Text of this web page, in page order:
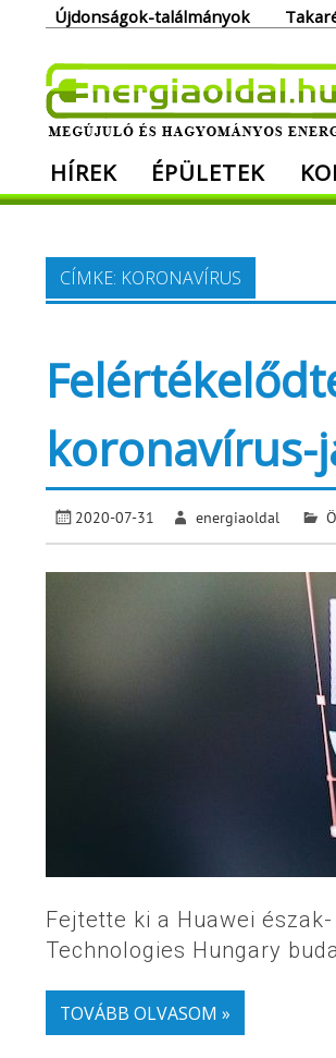
Újdonságok-találmányok
Megújuló és
HÍREK ÉPÜLETEK
CÍMKE: KORONAVÍRUS
2020-07-31 energiaoldal
Fejtette ki a Huawei
Technologies Hungary
TOVÁBB OLVASOM »